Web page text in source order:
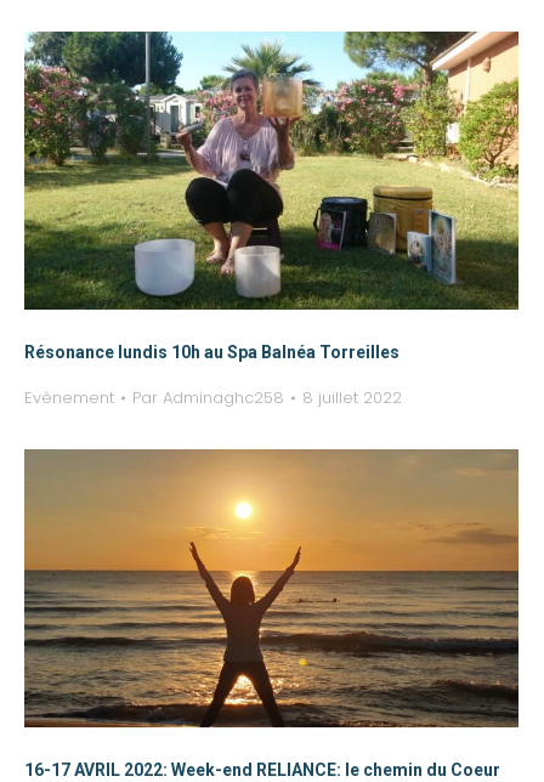
Résonance lundis 10h au Spa Balnéa Torreilles
Evènement Par Adminaghc258 8 juillet 2022
16-17 AVRIL 2022: Week-end RELIANCE: le chemin du Coeur